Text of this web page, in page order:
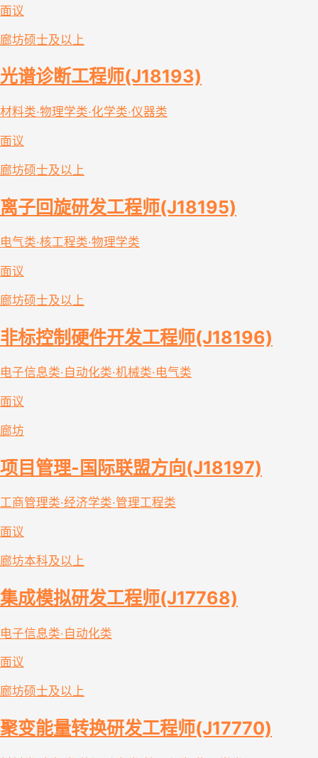
面议
廊坊硕士及以上
光谱诊断工程师(J18193)
材料类·物理学类·化学类·仪器类
面议
廊坊硕士及以上
离子回旋研发工程师(J18195)
电气类·核工程类·物理学类
面议
廊坊硕士及以上
非标控制硬件开发工程师(J18196)
电子信息类·自动化类·机械类·电气类
面议
廊坊
项目管理-国际联盟方向(J18197)
工商管理类·经济学类·管理工程类
面议
廊坊本科及以上
集成模拟研发工程师(J17768)
电子信息类·自动化类
面议
廊坊硕士及以上
聚变能量转换研发工程师(J17770)